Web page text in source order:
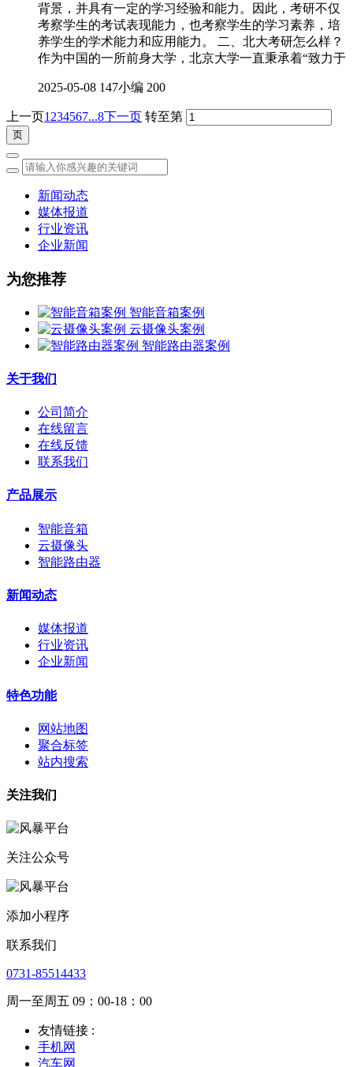
背景，并具有一定的学习经验和能力。因此，考研不仅
考察学生的考试表现能力，也考察学生的学习素养，培
养学生的学术能力和应用能力。 二、北大考研怎么样？
作为中国的一所前身大学，北京大学一直秉承着“致力于
2025-05-08 147小编 200
上一页1 234567...8下一页 转至第
新闻动态
媒体报道
行业资讯
企业新闻
为您推荐
智能音箱案例
云摄像头案例
智能路由器案例
关于我们
公司简介
在线留言
在线反馈
联系我们
产品展示
智能音箱
云摄像头
智能路由器
新闻动态
媒体报道
行业资讯
企业新闻
特色功能
网站地图
聚合标签
站内搜索
关注我们
关注公众号
添加小程序
联系我们
0731-85514433
周一至周五 09：00-18：00
友情链接 :
手机网
汽车网